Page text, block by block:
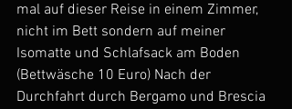
mal auf dieser Reise in einem Zimmer,
nicht im Bett sondern auf meiner
Isomatte und Schlafsack am Boden
(Bettwäsche 10 Euro) Nach der
Durchfahrt durch Bergamo und Brescia